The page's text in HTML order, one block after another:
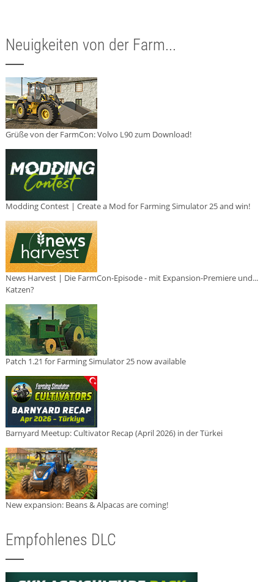
Neuigkeiten von der Farm...
Grüße von der FarmCon: Volvo L90 zum Download!
Modding Contest | Create a Mod for Farming Simulator 25 and win!
News Harvest | Die FarmCon-Episode - mit Expansion-Premiere und...
Katzen?
Patch 1.21 for Farming Simulator 25 now available
Barnyard Meetup: Cultivator Recap (April 2026) in der Türkei
New expansion: Beans & Alpacas are coming!
Empfohlenes DLC